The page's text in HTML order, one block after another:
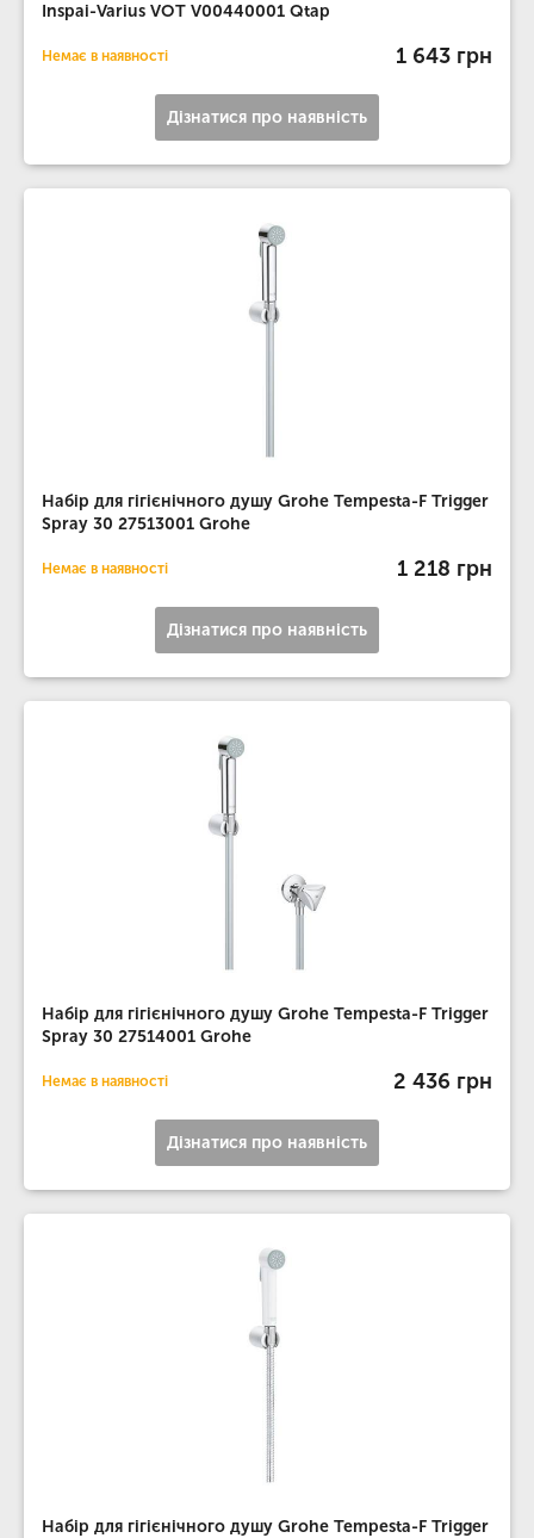
Inspai-Varius VOT V00440001 Qtap
Немає в наявності 1 643 грн
Дізнатися про наявність
Набір для гігієнічного душу Grohe Tempesta-F Trigger
Spray 30 27513001 Grohe
Немає в наявності 1 218 грн
Дізнатися про наявність
Набір для гігієнічного душу Grohe Tempesta-F Trigger
Spray 30 27514001 Grohe
Немає в наявності 2 436 грн
Дізнатися про наявність
Набір для гігієнічного душу Grohe Tempesta-F Trigger